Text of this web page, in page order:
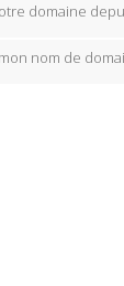
domaine
nom de